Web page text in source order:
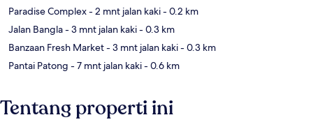
Paradise Complex- 2 mnt jalan kaki- 0.2 km
Jalan Bangla- 3 mnt jalan kaki- 0.3 km
Banzaan Fresh Market- 3 mnt jalan kaki- 0.3 km
Pantai Patong - 7 mnt jalan kaki- 0.6 km
Tentang properti ini